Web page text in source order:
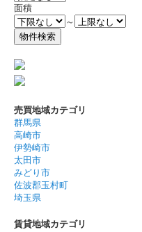
面積
～
売買地域カテゴリ
群馬県
高崎市
伊勢崎市
太田市
みどり市
佐波郡玉村町
埼玉県
賃貸地域カテゴリ